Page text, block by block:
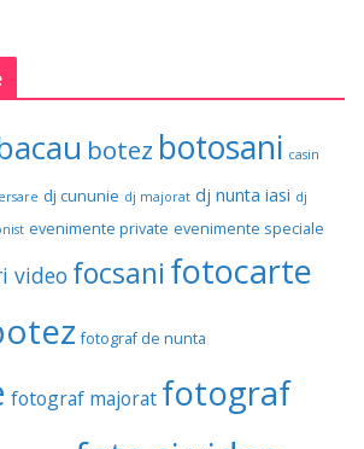
botez botosani casin
dj cununie dj majorat dj nunta iasi dj
evenimente private evenimente speciale
video focsani fotocarte
fotograf de nunta
fotograf majorat fotograf